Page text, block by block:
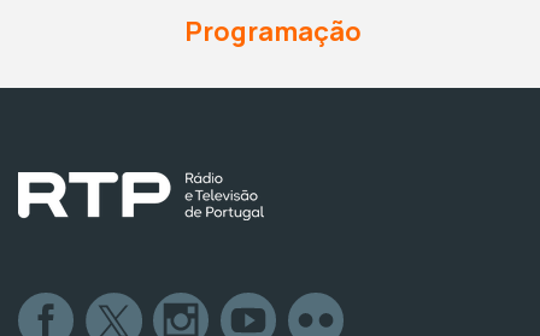
Programação